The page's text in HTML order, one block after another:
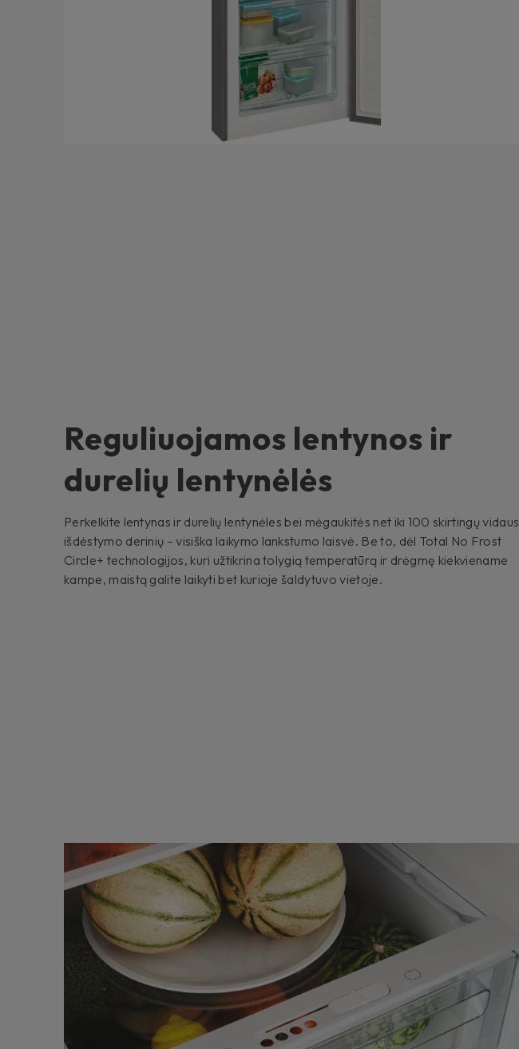
Reguliuojamos lentynos ir
durelių lentynėlės
Perkelkite lentynas ir durelių lentynėles bei mėgaukitės net iki 100 skirtingų vidaus
išdėstymo derinių – visiška laikymo lankstumo laisvė. Be to, dėl Total No Frost
Circle+ technologijos, kuri užtikrina tolygią temperatūrą ir drėgmę kiekviename
kampe, maistą galite laikyti bet kurioje šaldytuvo vietoje.